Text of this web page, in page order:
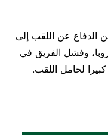
الدفاع عن اللقب إلى
وفشل الفريق في
لحامل اللقب.